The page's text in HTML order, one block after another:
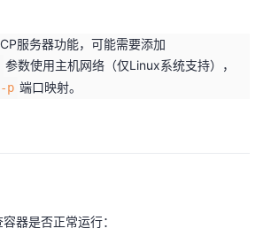
服务器功能，可能需要添加
参数使用主机网络（仅Linux系统支持），
-p 端口映射。
器是否正常运行：